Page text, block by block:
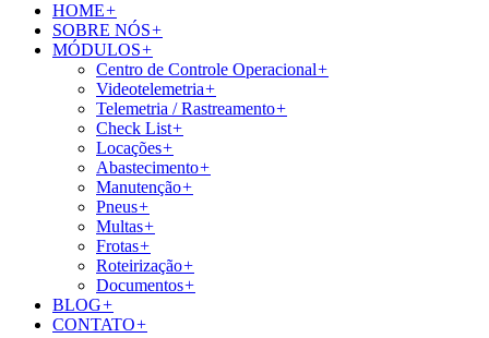
HOME+
SOBRE NÓS+
MÓDULOS+
Centro de Controle Operacional+
Videotelemetria+
Telemetria / Rastreamento+
Check List+
Locações+
Abastecimento+
Manutenção+
Pneus+
Multas+
Frotas+
Roteirização+
Documentos+
BLOG+
CONTATO+